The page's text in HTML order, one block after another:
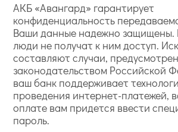
АКБ «Авангард» гарантирует
конфиденциальность
Ваши данные надежно защищены.
люди не получат к ним доступ.
составляют случаи,
законодательством Российской
ваш банк поддерживает
проведения интернет-платежей,
оплате вам придется ввести
пароль.